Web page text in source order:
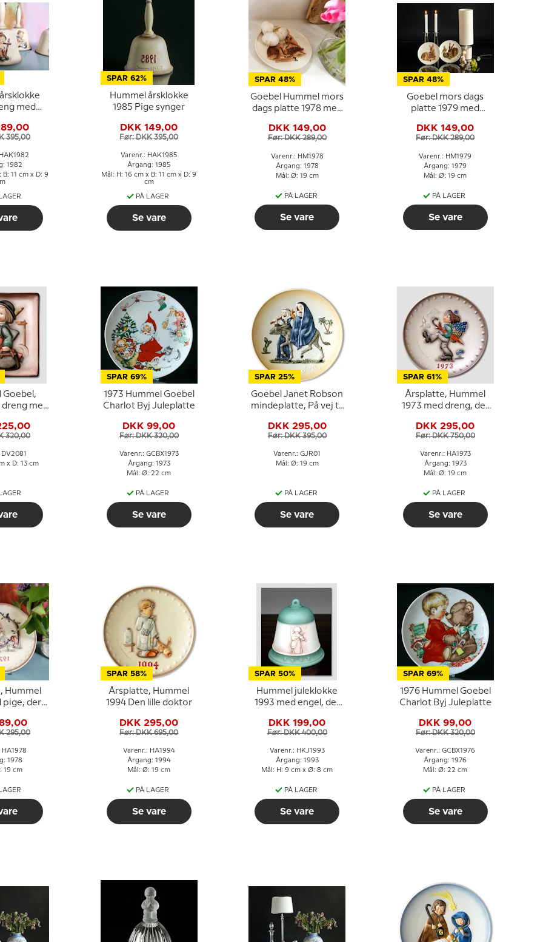
med
395,00
1982
B: 11 cm x D: 9
SPAR 62%
Hummel årsklokke
1985 Pige synger
DKK 149,00
Før: DKK 395,00
Varenr.: HAK1985
Årgang: 1985
Mål: H: 16 cm x B: 11 cm x D: 9
cm
PÅ LAGER
Se vare
SPAR 48%
Goebel Hummel mors
dags platte 1978 med
DKK 149,00
Før: DKK 289,00
Varenr.: HM1978
Årgang: 1978
Mål: Ø: 19 cm
PÅ LAGER
Se vare
SPAR 48%
Goebel mors dags
platte 1979 med
DKK 149,00
Før: DKK 289,00
Varenr.: HM1979
Årgang: 1979
Mål: Ø: 19 cm
PÅ LAGER
Se vare
Goebel,
med
320,00
x D: 13 cm
SPAR 69%
1973 Hummel Goebel
Charlot Byj Juleplatte
DKK 99,00
Før: DKK 320,00
Varenr.: GCBX1973
Årgang: 1973
Mål: Ø: 22 cm
PÅ LAGER
Se vare
SPAR 25%
Goebel Janet Robson
mindeplatte, På vej til
DKK 295,00
Før: DKK 395,00
Varenr.: GJR01
Mål: Ø: 19 cm
PÅ LAGER
Se vare
SPAR 61%
Årsplatte, Hummel
1973 med dreng, der
DKK 295,00
Før: DKK 750,00
Varenr.: HA1973
Årgang: 1973
Mål: Ø: 19 cm
PÅ LAGER
Se vare
Hummel
pige, der
295,00
HA1978
1978
19 cm
SPAR 58%
Årsplatte, Hummel
1994 Den lille doktor
DKK 295,00
Før: DKK 695,00
Varenr.: HA1994
Årgang: 1994
Mål: Ø: 19 cm
PÅ LAGER
Se vare
SPAR 50%
Hummel juleklokke
1993 med engel, der
DKK 199,00
Før: DKK 400,00
Varenr.: HKJ1993
Årgang: 1993
Mål: H: 9 cm x Ø: 8 cm
PÅ LAGER
Se vare
SPAR 69%
1976 Hummel Goebel
Charlot Byj Juleplatte
DKK 99,00
Før: DKK 320,00
Varenr.: GCBX1976
Årgang: 1976
Mål: Ø: 22 cm
PÅ LAGER
Se vare